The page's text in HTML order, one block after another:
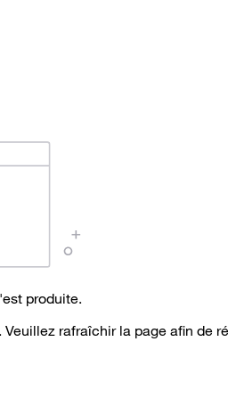
produite.
rafraîchir la page afin de